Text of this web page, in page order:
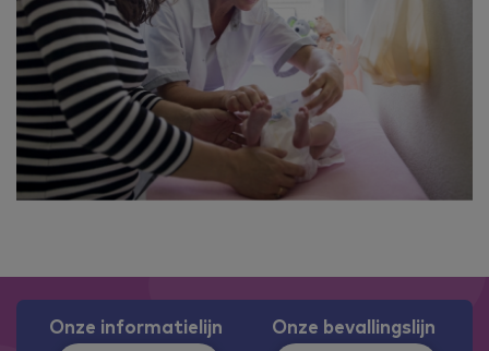
Onze informatielijn Onze bevallingslijn